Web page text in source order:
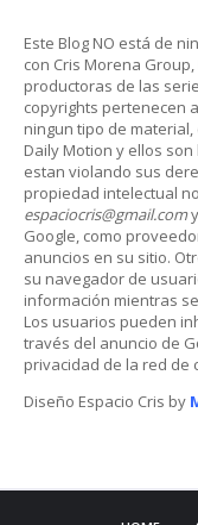
Este Blog NO está de
con Cris Morena
productoras de las
copyrights pertenecen
ningun tipo de
Daily Motion y ellos
estan violando sus
propiedad intelectual
espaciocris@gmail.com
Google, como
anuncios en su sitio.
su navegador de
información mientras
Los usuarios pueden
través del anuncio de
privacidad de la red de
Diseño Espacio Cris by